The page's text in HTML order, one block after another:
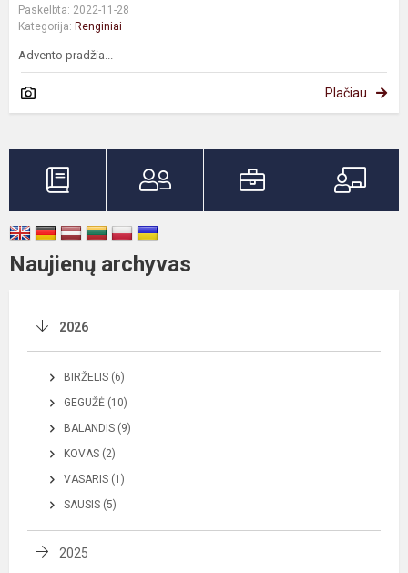
Paskelbta: 2022-11-28
Kategorija: Renginiai
Advento pradžia...
Plačiau
Naujienų archyvas
2026
BIRŽELIS (6)
GEGUŽĖ (10)
BALANDIS (9)
KOVAS (2)
VASARIS (1)
SAUSIS (5)
2025